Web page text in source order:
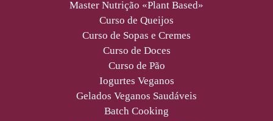
Master Nutrição «Plant Based»
Curso de Queijos
Curso de Sopas e Cremes
Curso de Doces
Curso de Pão
Iogurtes Veganos
Gelados Veganos Saudáveis
Batch Cooking